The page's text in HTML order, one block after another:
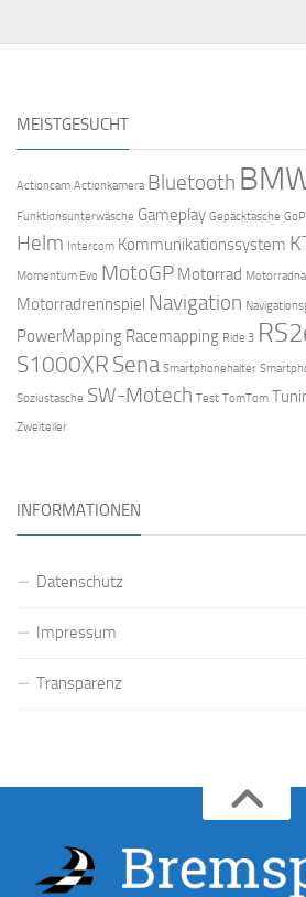
MEISTGESUCHT
Actioncam Actionkamera Bluetooth
Funktionsunterwäsche Gameplay Gepäcktasche
Helm Intercom Kommunikationssystem
Momentum Evo MotoGP Motorrad
Motorradrennspiel Navigation
PowerMapping Racemapping Ride 3
S1000XR Sena Smartphonehalter
Soziustasche SW-Motech Test TomTom
Zweiteiler
INFORMATIONEN
Datenschutz
Impressum
Transparenz